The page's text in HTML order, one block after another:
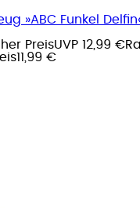
»ABC Funkel
PreisUVP 12,99 €
11,99 €